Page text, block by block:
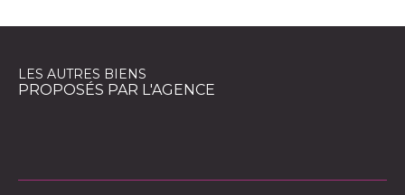
LES AUTRES BIENS
PROPOSÉS PAR L'AGENCE
RECHERCHER